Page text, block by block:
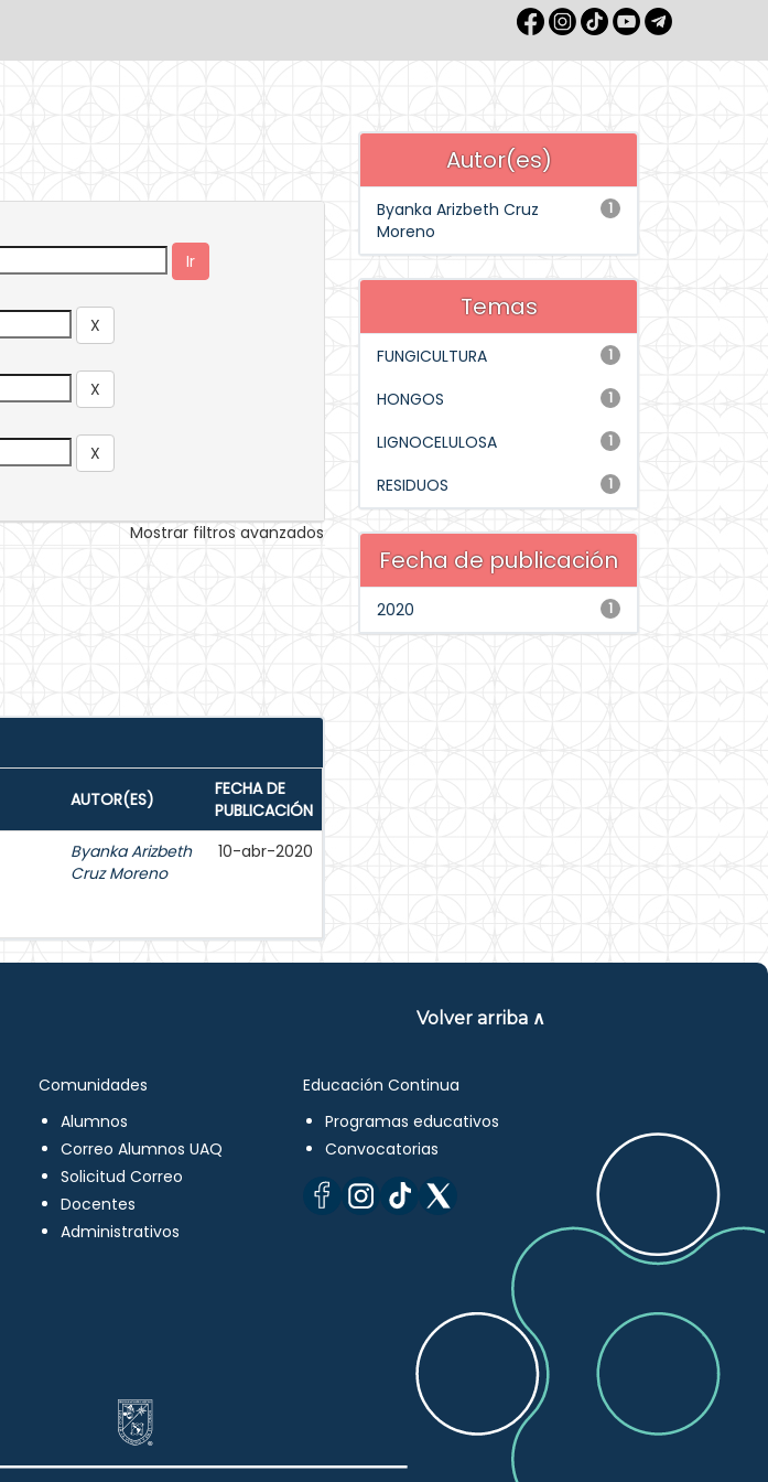
Mostrar filtros avanzados
AUTOR(ES)
FECHA DE
PUBLICACIÓN
Byanka Arizbeth
Cruz Moreno
10-abr-2020
Autor(es)
1
Byanka Arizbeth Cruz
Moreno
Temas
1
FUNGICULTURA
1
HONGOS
1
LIGNOCELULOSA
1
RESIDUOS
Fecha de publicación
1
2020
Volver arriba ∧
Comunidades
Alumnos
Correo Alumnos UAQ
Solicitud Correo
Docentes
Administrativos
Educación Continua
Programas educativos
Convocatorias